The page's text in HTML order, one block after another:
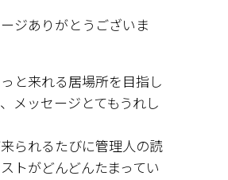
ジありがとうございま
と来れる居場所を目指し
メッセージとてもうれし
られるたびに管理人の読
トがどんどんたまってい